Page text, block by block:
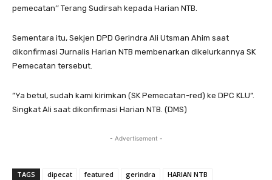
pemecatan’’ Terang Sudirsah kepada Harian NTB.
Sementara itu, Sekjen DPD Gerindra Ali Utsman Ahim saat
dikonfirmasi Jurnalis Harian NTB membenarkan dikelurkannya SK
Pemecatan tersebut.
”Ya betul, sudah kami kirimkan (SK Pemecatan-red) ke DPC KLU”.
Singkat Ali saat dikonfirmasi Harian NTB. (DMS)
- Advertisement -
TAGS dipecat featured gerindra
HARIAN NTB